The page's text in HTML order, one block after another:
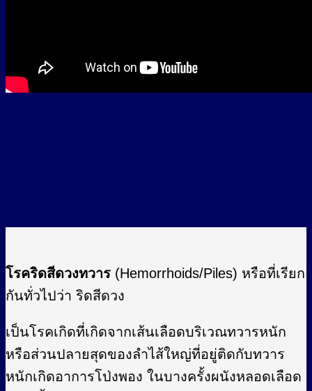
โรคริดสีดวงทวาร (Hemorrhoids/Piles) หรือที่เรียก
กันทั่วไปว่า ริดสีดวง
เป็นโรคเกิดที่เกิดจากเส้นเลือดบริเวณทวารหนัก
หรือส่วนปลายสุดของลำไส้ใหญ่ที่อยู่ติดกับทวาร
หนักเกิดอาการโป่งพอง ในบางครั้งผนังหลอดเลือด